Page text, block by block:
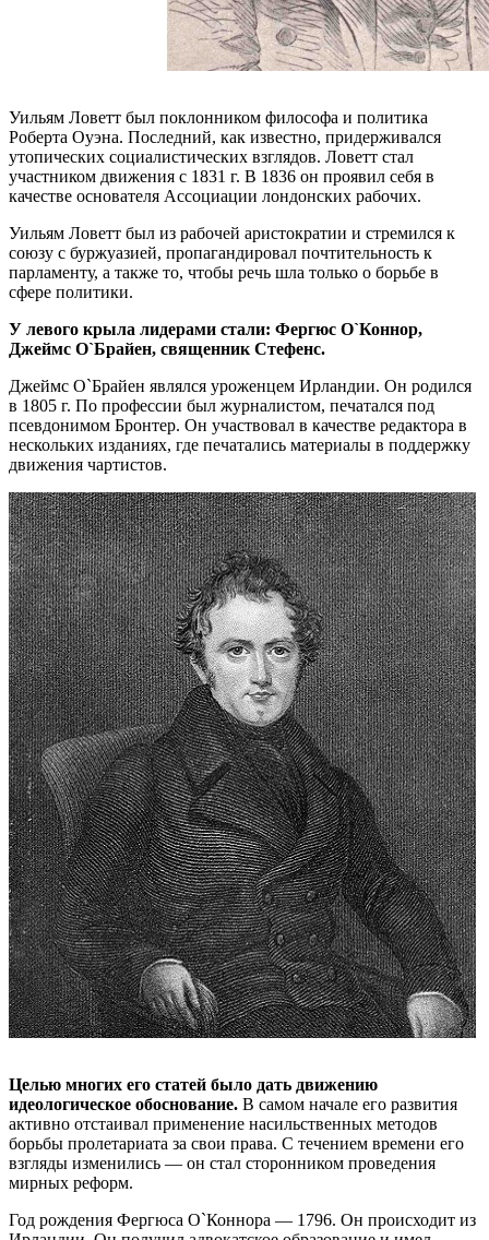
Уильям Ловетт был поклонником философа и политика
Роберта Оуэна. Последний, как известно, придерживался
утопических социалистических взглядов. Ловетт стал
участником движения с 1831 г. В 1836 он проявил себя в
качестве основателя Ассоциации лондонских рабочих.
Уильям Ловетт был из рабочей аристократии и стремился к
союзу с буржуазией, пропагандировал почтительность к
парламенту, а также то, чтобы речь шла только о борьбе в
сфере политики.
У левого крыла лидерами стали: Фергюс О`Коннор,
Джеймс О`Брайен, священник Стефенс.
Джеймс О`Брайен являлся уроженцем Ирландии. Он родился
в 1805 г. По профессии был журналистом, печатался под
псевдонимом Бронтер. Он участвовал в качестве редактора в
нескольких изданиях, где печатались материалы в поддержку
движения чартистов.
Целью многих его статей было дать движению
идеологическое обоснование. В самом начале его развития
активно отстаивал применение насильственных методов
борьбы пролетариата за свои права. С течением времени его
взгляды изменились — он стал сторонником проведения
мирных реформ.
Год рождения Фергюса О`Коннора — 1796. Он происходит из